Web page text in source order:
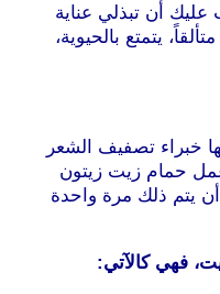
أن تبذلي عناية
يتمتع بالحيوية،
خبراء تصفيف الشعر
حمام زيت زيتون
يتم ذلك مرة واحدة
فهي كالآتي: